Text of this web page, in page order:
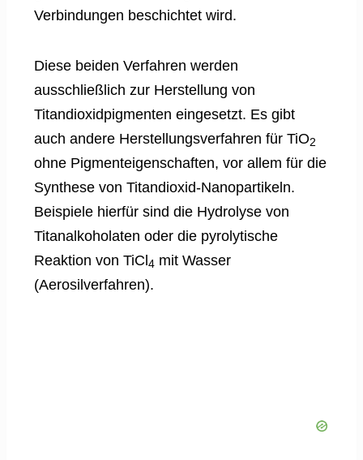
Verbindungen beschichtet wird.
Diese beiden Verfahren werden
ausschließlich zur Herstellung von
Titandioxidpigmenten eingesetzt. Es gibt
auch andere Herstellungsverfahren für TiO2
ohne Pigmenteigenschaften, vor allem für die
Synthese von Titandioxid-Nanopartikeln.
Beispiele hierfür sind die Hydrolyse von
Titanalkoholaten oder die pyrolytische
Reaktion von TiCl4 mit Wasser
(Aerosilverfahren).